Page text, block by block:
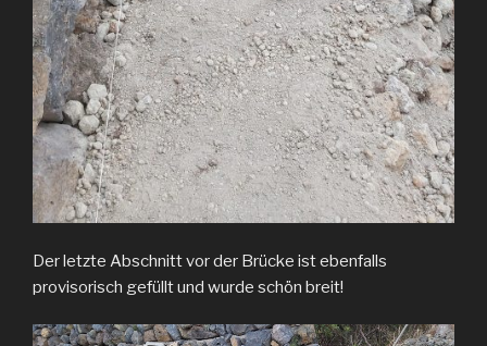
Der letzte Abschnitt vor der Brücke ist ebenfalls
provisorisch gefüllt und wurde schön breit!